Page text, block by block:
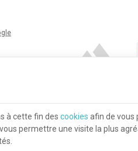
à cette fin des cookies afin de vous
permettre une visite la plus